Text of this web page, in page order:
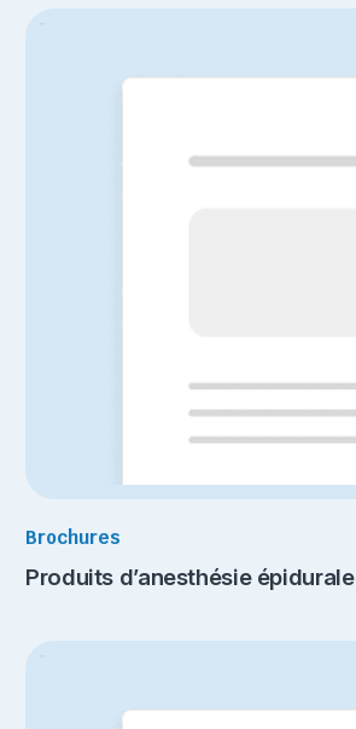
Brochures
Produits d’anesthésie épidurale